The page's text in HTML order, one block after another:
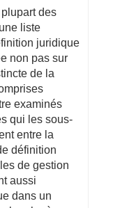
des
liste
juridique
non pas sur
de la
examinés
qui les sous-
entre la
définition
de gestion
aussi
dans un